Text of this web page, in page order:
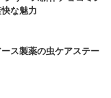
な魅力
ス製薬の虫ケアステー